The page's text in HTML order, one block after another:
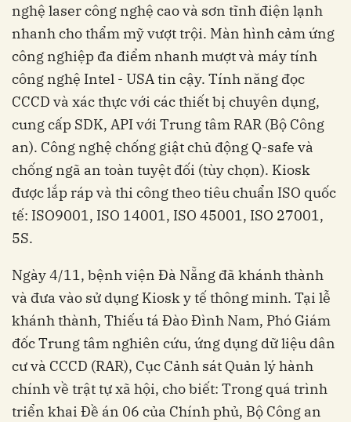
nghệ laser công nghệ cao và sơn tĩnh điện lạnh
nhanh cho thẩm mỹ vượt trội. Màn hình cảm ứng
công nghiệp đa điểm nhanh mượt và máy tính
công nghệ Intel - USA tin cậy. Tính năng đọc
CCCD và xác thực với các thiết bị chuyên dụng,
cung cấp SDK, API với Trung tâm RAR (Bộ Công
an). Công nghệ chống giật chủ động Q-safe và
chống ngã an toàn tuyệt đối (tùy chọn). Kiosk
được lắp ráp và thi công theo tiêu chuẩn ISO quốc
tế: ISO9001, ISO 14001, ISO 45001, ISO 27001,
5S.
Ngày 4/11, bệnh viện Đà Nẵng đã khánh thành
và đưa vào sử dụng Kiosk y tế thông minh. Tại lễ
khánh thành, Thiếu tá Đào Đình Nam, Phó Giám
đốc Trung tâm nghiên cứu, ứng dụng dữ liệu dân
cư và CCCD (RAR), Cục Cảnh sát Quản lý hành
chính về trật tự xã hội, cho biết: Trong quá trình
triển khai Đề án 06 của Chính phủ, Bộ Công an